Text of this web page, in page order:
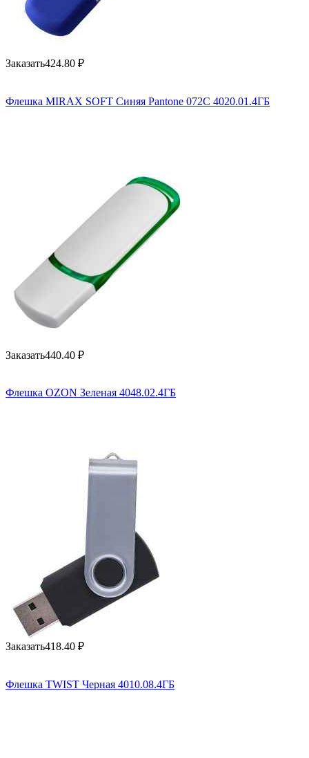
Заказать424.80 ₽
Флешка MIRAX SOFT Синяя Pantone 072C 4020.01.4ГБ
Заказать440.40 ₽
Флешка OZON Зеленая 4048.02.4ГБ
Заказать418.40 ₽
Флешка TWIST Черная 4010.08.4ГБ